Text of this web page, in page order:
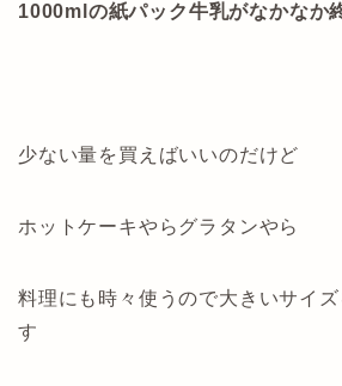
1000mlの紙パック牛乳がなかなか
少ない量を買えばいいのだけど
ホットケーキやらグラタンやら
料理にも時々使うので大きいサイ
す